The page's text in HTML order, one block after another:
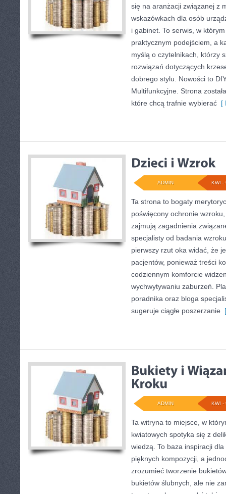
się na aranżacji związanej z
wskazówkach dla osób
i gabinet. To serwis, w
praktycznym podejściem, a
myślą o czytelnikach, którzy
rozwiązań dotyczących
dobrego stylu. Nowości to
Multifunkcyjne. Strona
które chcą trafnie wybierać [
KWI -
ADMIN
Ta strona to bogaty
poświęcony ochronie
zajmują zagadnienia
specjalisty od badania
pierwszy rzut oka widać, że
pacjentów, ponieważ treści
codziennym komforcie
wychwytywaniu zaburzeń.
poradnika oraz bloga
sugeruje ciągłe poszerzanie
KWI -
ADMIN
Ta witryna to miejsce, w
kwiatowych spotyka się z
wiedzą. To baza inspiracji
pięknych kompozycji, a
zrozumieć tworzenie
bukietów ślubnych, ale nie